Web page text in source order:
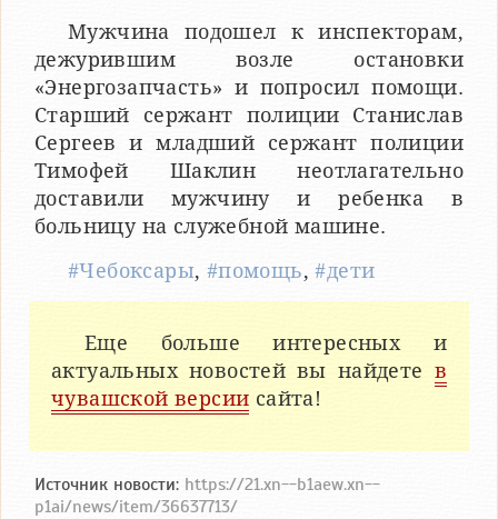
Мужчина подошел к инспекторам,
дежурившим возле остановки
«Энергозапчасть» и попросил помощи.
Старший сержант полиции Станислав
Сергеев и младший сержант полиции
Тимофей Шаклин неотлагательно
доставили мужчину и ребенка в
больницу на служебной машине.
#Чебоксары, #помощь,#дети
Еще больше интересных и
актуальных новостей вы найдете в
чувашской версии сайта!
Источник новости: https://21.xn--b1aew.xn--
p1ai/news/item/36637713/